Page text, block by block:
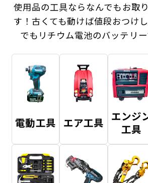
使用品の工具ならなんでもお取
す！ 古くても動けば値段おつけ
でもリチウム電池のバッテリー
電動工具 エア工具 エンジ
工具